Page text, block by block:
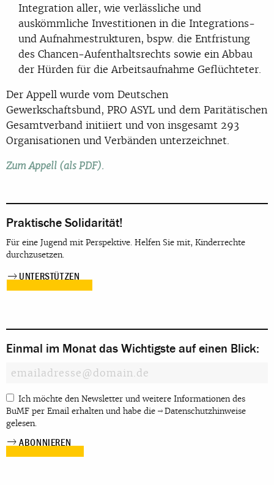
Integration aller, wie verlässliche und
auskömmliche Investitionen in die Integrations-
und Aufnahmestrukturen, bspw. die Entfristung
des Chancen-Aufenthaltsrechts sowie ein Abbau
der Hürden für die Arbeitsaufnahme Geflüchteter.
Der Appell wurde vom Deutschen
Gewerkschaftsbund, PRO ASYL und dem Paritätischen
Gesamtverband initiiert und von insgesamt 293
Organisationen und Verbänden unterzeichnet.
Zum Appell (als PDF).
Praktische Solidarität!
Für eine Jugend mit Perspektive. Helfen Sie mit, Kinderrechte
durchzusetzen.
UNTERSTÜTZEN
Einmal im Monat das Wichtigste auf einen Blick:
Ich möchte den Newsletter und weitere Informationen des
BuMF per Email erhalten und habe die
Datenschutzhinweise
gelesen.